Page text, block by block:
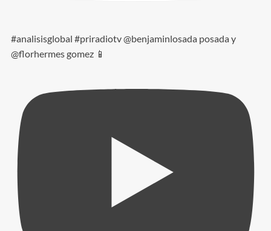
#analisisglobal #priradiotv @benjaminlosada posada y
@florhermes gomez 📱